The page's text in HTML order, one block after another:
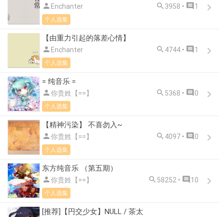
 Enchanter  3958 •  1
个人选集
【由重力引起的落差心情】
 Enchanter  4744 •  1
个人选集
= 纯音乐 =
你贵姓【==】  5368 •  0
个人选集
【精神污染】 不喜勿入~
你贵姓【==】  4097 •  0
个人选集
东方纯音乐 （第五期）
你贵姓【==】  58252 •  10
个人选集
[推荐]【円交少女】NULL / 茶太